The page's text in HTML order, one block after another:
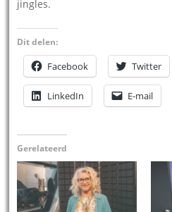
jingles.
Dit delen:
Facebook Twitter
LinkedIn E-mail
Gerelateerd